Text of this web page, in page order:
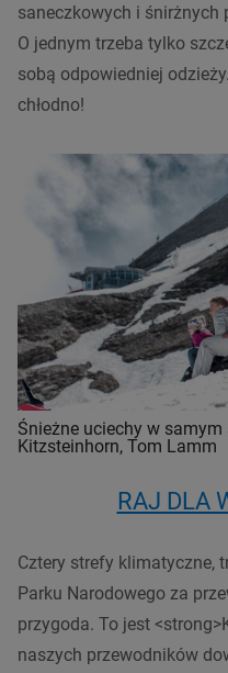
saneczkowych i śnirżnych
O jednym trzeba tylko
sobą odpowiedniej
chłodno!
Śnieżne uciechy w
Kitzsteinhorn, Tom Lamm
RAJ DLA
Cztery strefy klimatyczne,
Parku Narodowego za
przygoda. To jest
naszych przewodników